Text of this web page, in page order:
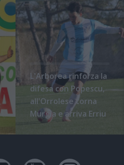
L'Arborea rinforza la
difesa con Popescu,
all'Orrolese torna
Murgia e arriva Erriu